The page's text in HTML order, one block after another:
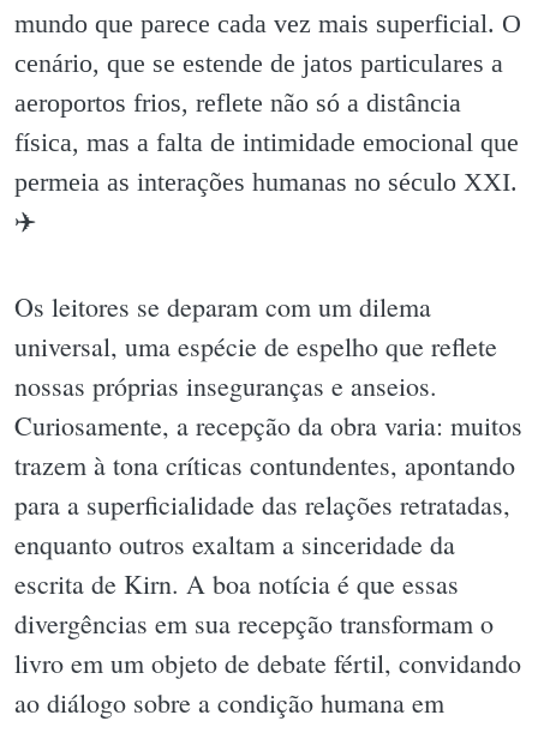
mundo que parece cada vez mais superficial. O
cenário, que se estende de jatos particulares a
aeroportos frios, reflete não só a distância
física, mas a falta de intimidade emocional que
permeia as interações humanas no século XXI.
✈️
Os leitores se deparam com um dilema
universal, uma espécie de espelho que reflete
nossas próprias inseguranças e anseios.
Curiosamente, a recepção da obra varia: muitos
trazem à tona críticas contundentes, apontando
para a superficialidade das relações retratadas,
enquanto outros exaltam a sinceridade da
escrita de Kirn. A boa notícia é que essas
divergências em sua recepção transformam o
livro em um objeto de debate fértil, convidando
ao diálogo sobre a condição humana em